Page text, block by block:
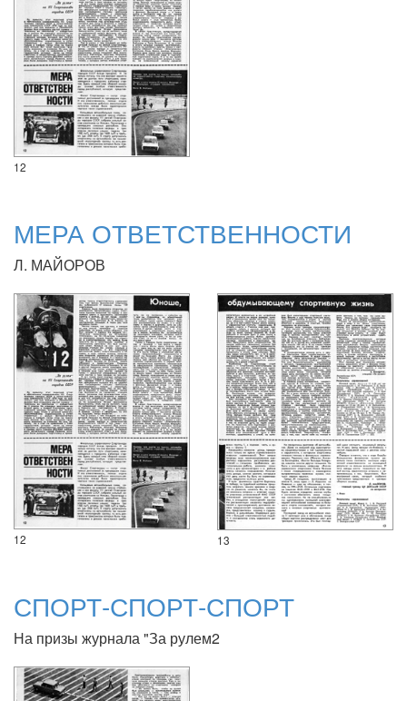
12
МЕРА ОТВЕТСТВЕННОСТИ
Л. МАЙОРОВ
12 13
СПОРТ-СПОРТ-СПОРТ
На призы журнала "За рулем2